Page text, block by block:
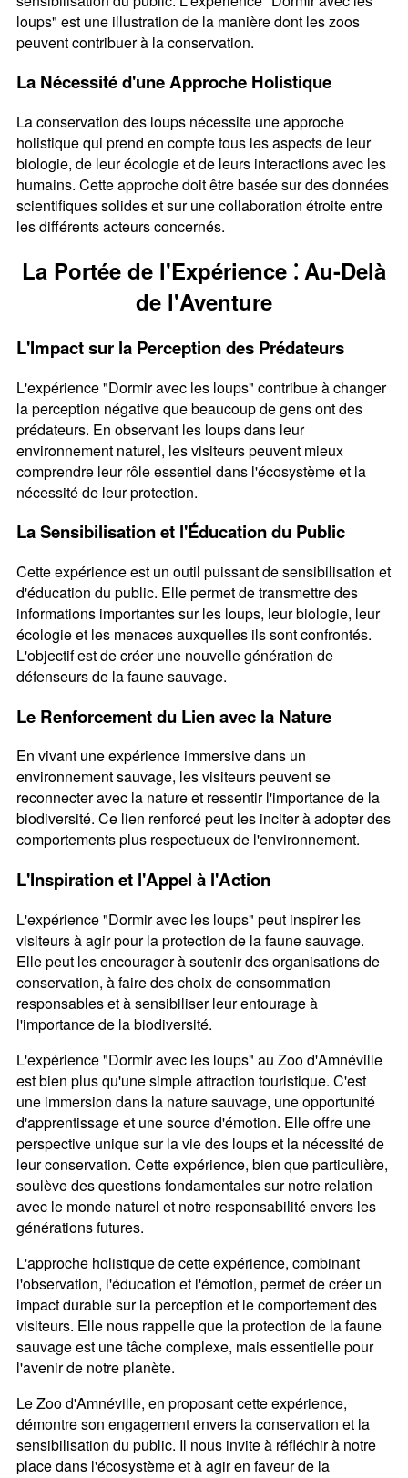
loups" est une illustration de la manière dont les zoos
peuvent contribuer à la conservation.
La Nécessité d'une Approche Holistique
La conservation des loups nécessite une approche
holistique qui prend en compte tous les aspects de leur
biologie, de leur écologie et de leurs interactions avec les
humains. Cette approche doit être basée sur des données
scientifiques solides et sur une collaboration étroite entre
les différents acteurs concernés.
La Portée de l'Expérience ⁚ Au-Delà
de l'Aventure
L'Impact sur la Perception des Prédateurs
L'expérience "Dormir avec les loups" contribue à changer
la perception négative que beaucoup de gens ont des
prédateurs. En observant les loups dans leur
environnement naturel, les visiteurs peuvent mieux
comprendre leur rôle essentiel dans l'écosystème et la
nécessité de leur protection.
La Sensibilisation et l'Éducation du Public
Cette expérience est un outil puissant de sensibilisation et
d'éducation du public. Elle permet de transmettre des
informations importantes sur les loups, leur biologie, leur
écologie et les menaces auxquelles ils sont confrontés.
L'objectif est de créer une nouvelle génération de
défenseurs de la faune sauvage.
Le Renforcement du Lien avec la Nature
En vivant une expérience immersive dans un
environnement sauvage, les visiteurs peuvent se
reconnecter avec la nature et ressentir l'importance de la
biodiversité. Ce lien renforcé peut les inciter à adopter des
comportements plus respectueux de l'environnement.
L'Inspiration et l'Appel à l'Action
L'expérience "Dormir avec les loups" peut inspirer les
visiteurs à agir pour la protection de la faune sauvage.
Elle peut les encourager à soutenir des organisations de
conservation, à faire des choix de consommation
responsables et à sensibiliser leur entourage à
l'importance de la biodiversité.
L'expérience "Dormir avec les loups" au Zoo d'Amnéville
est bien plus qu'une simple attraction touristique. C'est
une immersion dans la nature sauvage, une opportunité
d'apprentissage et une source d'émotion. Elle offre une
perspective unique sur la vie des loups et la nécessité de
leur conservation. Cette expérience, bien que particulière,
soulève des questions fondamentales sur notre relation
avec le monde naturel et notre responsabilité envers les
générations futures.
L'approche holistique de cette expérience, combinant
l'observation, l'éducation et l'émotion, permet de créer un
impact durable sur la perception et le comportement des
visiteurs. Elle nous rappelle que la protection de la faune
sauvage est une tâche complexe, mais essentielle pour
l'avenir de notre planète.
Le Zoo d'Amnéville, en proposant cette expérience,
démontre son engagement envers la conservation et la
sensibilisation du public. Il nous invite à réfléchir à notre
place dans l'écosystème et à agir en faveur de la